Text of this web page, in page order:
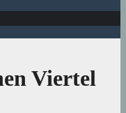
Viertel